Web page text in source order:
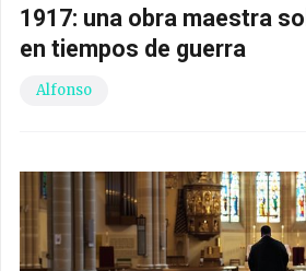
1917: una obra maestra
en tiempos de guerra
Alfonso